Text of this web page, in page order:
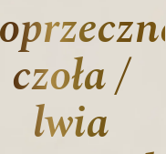
czoła /
lwia